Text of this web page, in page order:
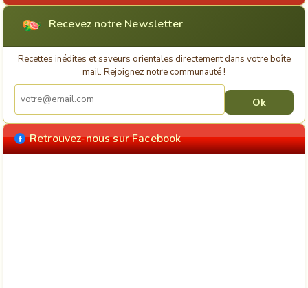
Recevez notre Newsletter
Recettes inédites et saveurs orientales directement dans votre boîte
mail. Rejoignez notre communauté !
Retrouvez-nous sur Facebook